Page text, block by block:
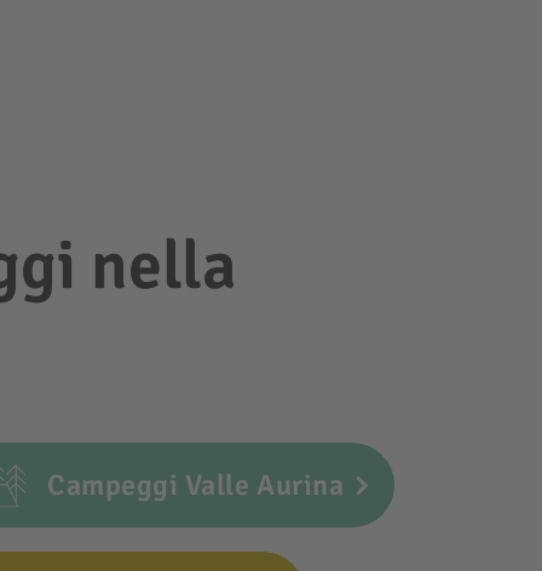
nella
Campeggi Valle Aurina